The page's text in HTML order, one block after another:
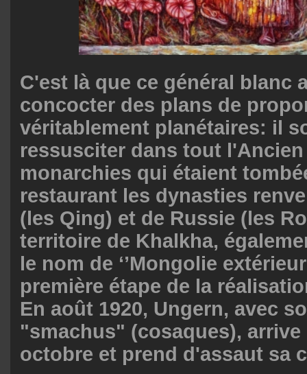
C'est là que ce général blanc
concocter des plans de
véritablement planétaires: il
ressusciter dans tout
monarchies qui étaient
restaurant les dynasties
(les Qing) et de Russie (les
territoire de Khalkha,
le nom de ‘’Mongolie
première étape de la
En août 1920, Ungern, avec
"smachus" (cosaques),
octobre et prend d'assaut sa